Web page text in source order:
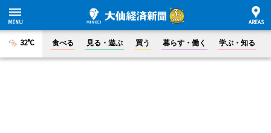
32°C 食べる 見る・遊ぶ 買う 暮らす・働く 学ぶ・知る